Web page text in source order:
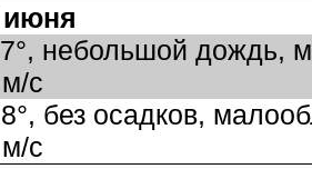
июня
небольшой дождь,
с
без осадков,
с